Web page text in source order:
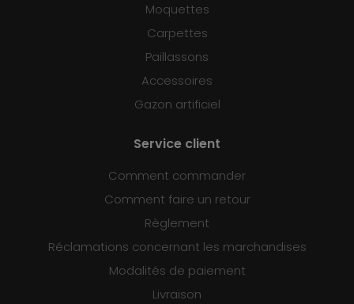
Moquettes
Carpettes
Paillassons
Accessoires
Gazon artificiel
Service client
Comment commander
Comment faire un retour
Règlement
Réclamations concernant les marchandises
Modalités de paiement
Livraison